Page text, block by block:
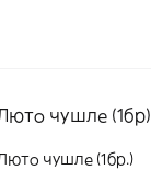
чушле (1бр)
чушле (1бр.)